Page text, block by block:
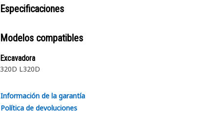
Especificaciones
Modelos compatibles
Excavadora
320D L320D
Información de la garantía
Política de devoluciones